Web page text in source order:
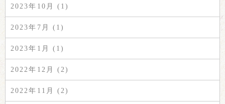
2023年10月 (1)
2023年7月 (1)
2023年1月 (1)
2022年12月 (2)
2022年11月 (2)